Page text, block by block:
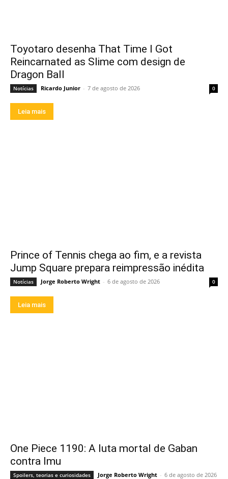
Toyotaro desenha That Time I Got
Reincarnated as Slime com design de
Dragon Ball
Notícias Ricardo Junior - 7 de agosto de 2026 0
Leia mais
Prince of Tennis chega ao fim, e a revista
Jump Square prepara reimpressão inédita
Notícias Jorge Roberto Wright - 6 de agosto de 2026 0
Leia mais
One Piece 1190: A luta mortal de Gaban
contra Imu
Spoilers, teorias e curiosidades Jorge Roberto Wright - 6 de agosto de 2026